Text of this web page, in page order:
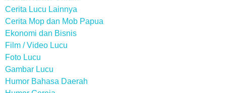
Cerita Lucu Lainnya
Cerita Mop dan Mob Papua
Ekonomi dan Bisnis
Film / Video Lucu
Foto Lucu
Gambar Lucu
Humor Bahasa Daerah